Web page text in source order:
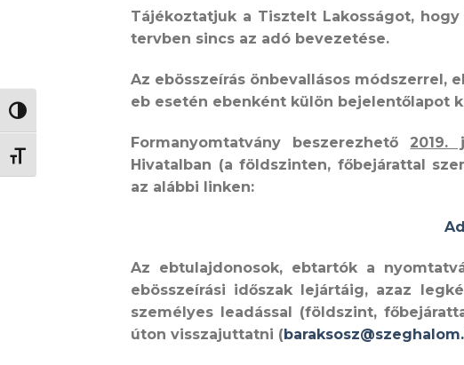
NAGY KONTRASZT VÁLTÁSA
BETŰMÉRET VÁLTÁSA
Tájékoztatjuk a Tisztelt Lakosságot, hogy
tervben sincs az adó bevezetése.
Az ebösszeírás önbevallásos módszerrel,
eb esetén ebenként külön bejelentőlapot
Formanyomtatvány beszerezhető 2019.
Hivatalban (a földszinten, főbejárattal
az alábbi linken:
Az ebtulajdonosok, ebtartók a
ebösszeírási időszak lejártáig, azaz
személyes leadással (földszint,
úton visszajuttatni (